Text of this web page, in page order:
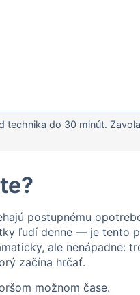
technika do 30 minút.
postupnému
ľudí denne — je tento
ale nenápadne:
začína hrčať.
možnom čase.